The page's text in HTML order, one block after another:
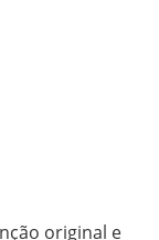
original e